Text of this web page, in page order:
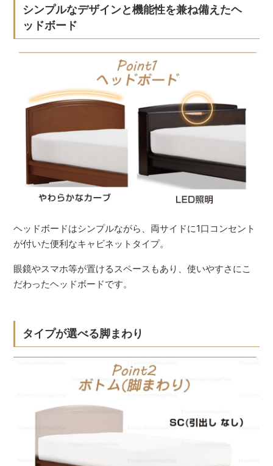
シンプルなデザインと機能性を兼ね備えたヘ
ッドボード
ヘッドボードはシンプルながら、両サイドに1口コンセント
が付いた便利なキャビネットタイプ。
眼鏡やスマホ等が置けるスペースもあり、使いやすさにこ
だわったヘッドボードです。
タイプが選べる脚まわり